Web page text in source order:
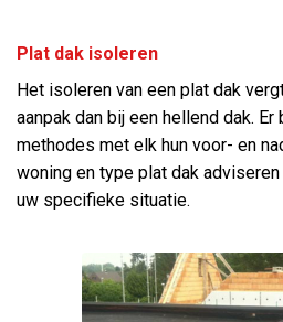
Plat dak isoleren
Het isoleren van een plat dak
aanpak dan bij een hellend dak.
methodes met elk hun voor- en
woning en type plat dak
uw specifieke situatie.